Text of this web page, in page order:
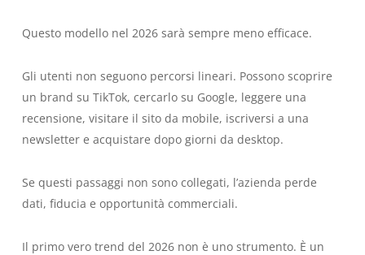
Questo modello nel 2026 sarà sempre meno efficace.
Gli utenti non seguono percorsi lineari. Possono scoprire
un brand su TikTok, cercarlo su Google, leggere una
recensione, visitare il sito da mobile, iscriversi a una
newsletter e acquistare dopo giorni da desktop.
Se questi passaggi non sono collegati, l’azienda perde
dati, fiducia e opportunità commerciali.
Il primo vero trend del 2026 non è uno strumento. È un